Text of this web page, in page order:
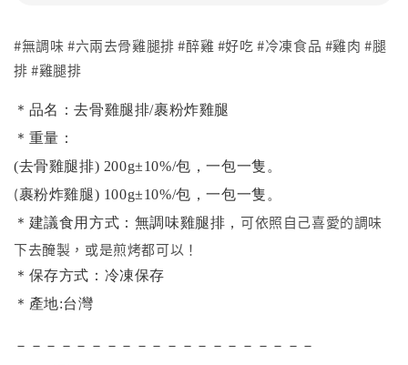
#無調味 #六兩去骨雞腿排 #醉雞 #好吃 #冷凍食品 #雞肉 #腿
排 #雞腿排
＊品名：去骨雞腿排/裹粉炸雞腿
＊重量：
(去骨雞腿排) 200g±10%/包，一包一隻。
(裹粉炸雞腿) 100g±10%/包，一包一隻。
＊建議食用方式：無調味雞腿排， 可依照自己喜愛的調味
下去醃製，或是煎烤都可以！
＊保存方式：冷凍保存
＊產地:台灣
－－－－－－－－－－－－－－－－－－－－